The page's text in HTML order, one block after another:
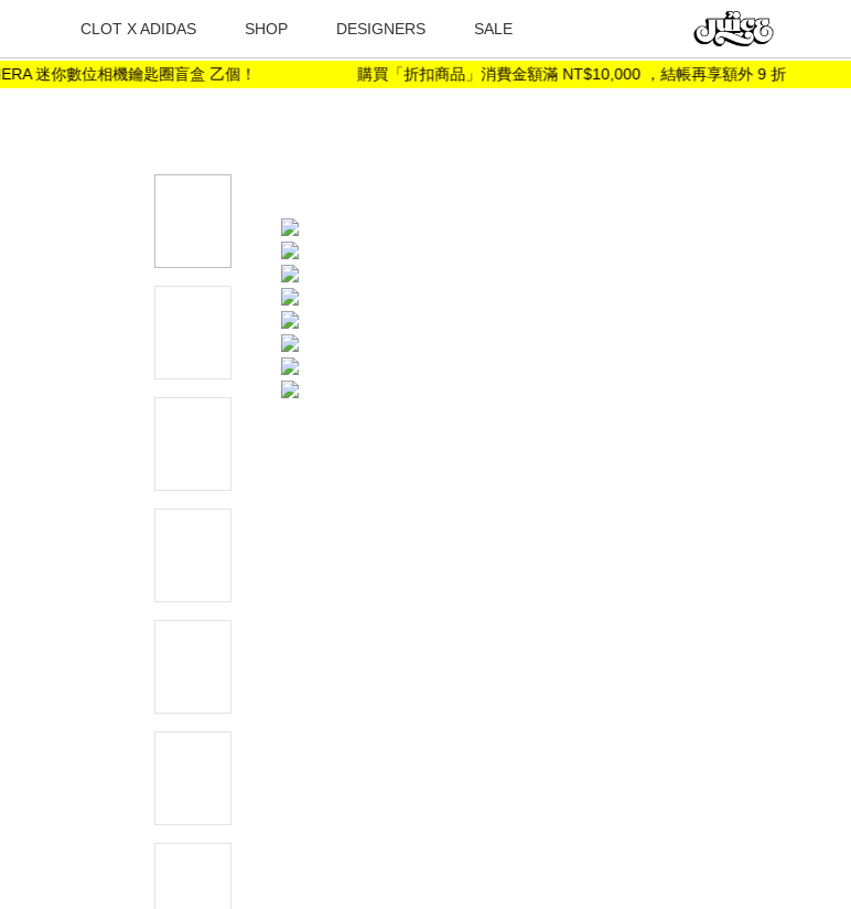
你數位相機鑰匙圈盲盒 乙個！ 購買「折扣商品」消費金額滿 NT$10,000 ，結帳再享額外 9 折
CLOT X ADIDAS SHOP DESIGNERS SALE